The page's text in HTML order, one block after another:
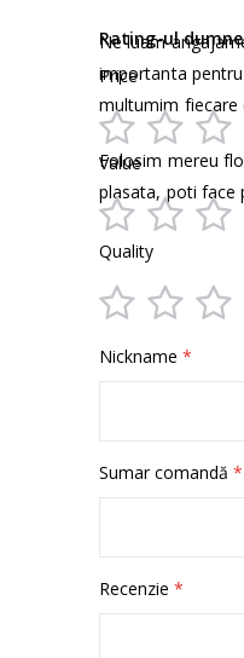
Ne luam
importanta
multumim fiecare
Folosim mereu
plasata, poti face
Rating-ul
Price
1
star
2
stars
3
stars
4
stars
5
stars
Value
1
2
3
4
5
Quality
star
stars
stars
stars
stars
Nickname
Sumar comandă
Recenzie